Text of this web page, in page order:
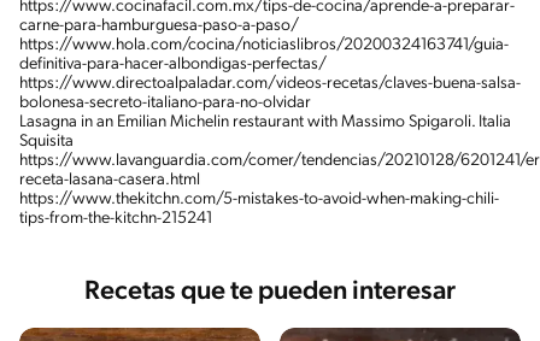
https://www.cocinafacil.com.mx/tips-de-cocina/aprende-a-preparar-
carne-para-hamburguesa-paso-a-paso/
https://www.hola.com/cocina/noticiaslibros/20200324163741/guia-
definitiva-para-hacer-albondigas-perfectas/
https://www.directoalpaladar.com/videos-recetas/claves-buena-salsa-
bolonesa-secreto-italiano-para-no-olvidar
Lasagna in an Emilian Michelin restaurant with Massimo Spigaroli. Italia
Squisita
https://www.lavanguardia.com/comer/tendencias/20210128/6201241/
receta-lasana-casera.html
https://www.thekitchn.com/5-mistakes-to-avoid-when-making-chili-
tips-from-the-kitchn-215241
Recetas que te pueden interesar